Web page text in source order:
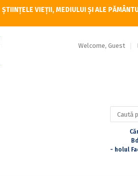
ȘTIINȚELE VIEȚII, MEDIULUI ȘI ALE
Welcome, Guest
Caută
după:
- holul